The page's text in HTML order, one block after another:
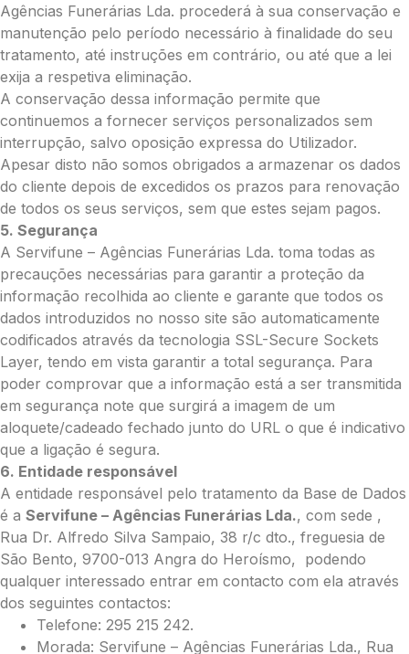
Mensagem a constar no cartão
Pedidos/Informações adicionais
Total:
0.00
€
Enviar Flores
Agências Funerárias Lda. procederá à sua conservação e
manutenção pelo período necessário à finalidade do seu
tratamento, até instruções em contrário, ou até que a lei
exija a respetiva eliminação.
A conservação dessa informação permite que
continuemos a fornecer serviços personalizados sem
interrupção, salvo oposição expressa do Utilizador.
Apesar disto não somos obrigados a armazenar os dados
do cliente depois de excedidos os prazos para renovação
de todos os seus serviços, sem que estes sejam pagos.
5. Segurança
A Servifune – Agências Funerárias Lda. toma todas as
precauções necessárias para garantir a proteção da
informação recolhida ao cliente e garante que todos os
dados introduzidos no nosso site são automaticamente
codificados através da tecnologia SSL-Secure Sockets
Layer, tendo em vista garantir a total segurança. Para
poder comprovar que a informação está a ser transmitida
em segurança note que surgirá a imagem de um
aloquete/cadeado fechado junto do URL o que é indicativo
que a ligação é segura.
6. Entidade responsável
A entidade responsável pelo tratamento da Base de Dados
é a Servifune – Agências Funerárias Lda., com sede ,
Rua Dr. Alfredo Silva Sampaio, 38 r/c dto., freguesia de
São Bento, 9700-013 Angra do Heroísmo, podendo
qualquer interessado entrar em contacto com ela através
dos seguintes contactos:
Telefone: 295 215 242.
Morada: Servifune – Agências Funerárias Lda., Rua